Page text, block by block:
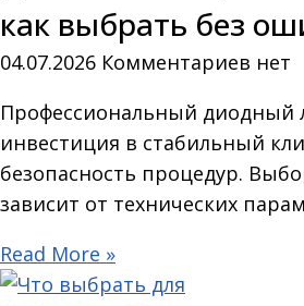
как выбрать без
04.07.2026 Комментариев нет
Профессиональный диодный
инвестиция в стабильный
безопасность процедур.
зависит от технических
Read More »